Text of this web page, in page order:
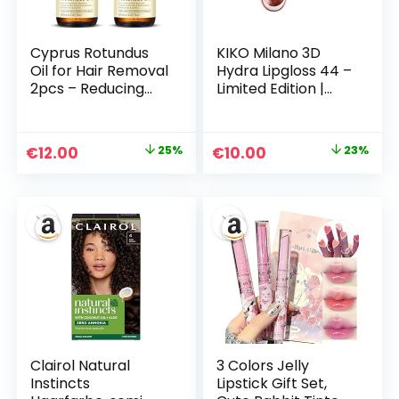
Cyprus Rotundus
Oil for Hair Removal
2pcs – Reducing
Rotundus Essential
Oil for Smooth Skin
Ursprünglicher
€15.99
€12.00 Aktueller
€12.00.
25%
KIKO Milano 3D
Hydra Lipgloss 44 –
Limited Edition |
Lipgloss
Ursprünglicher
€12.99
€10.00 Aktueller
€10.00.
23%
Clairol Natural
Instincts
3 Colors Jelly
Lipstick Gift Set,